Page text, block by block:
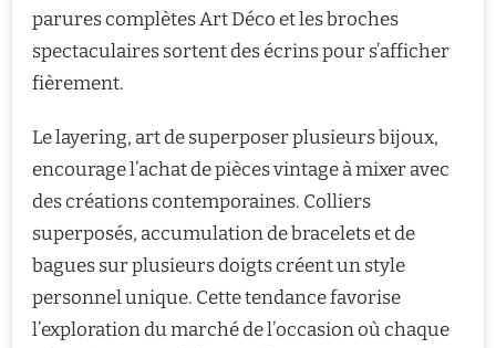
parures complètes Art Déco et les broches
spectaculaires sortent des écrins pour s’afficher
fièrement.
Le layering, art de superposer plusieurs bijoux,
encourage l’achat de pièces vintage à mixer avec
des créations contemporaines. Colliers
superposés, accumulation de bracelets et de
bagues sur plusieurs doigts créent un style
personnel unique. Cette tendance favorise
l’exploration du marché de l’occasion où chaque